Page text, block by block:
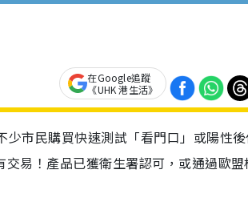
在Google追蹤
《UHK 港生活》
市民購買快速測試「看門口」或陽性
易！產品已獲衛生署認可，或通過歐盟